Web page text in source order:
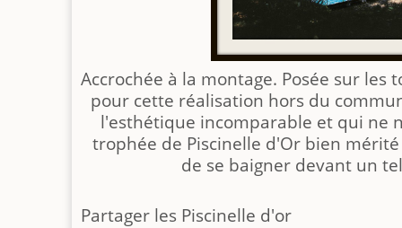
Accrochée à la montage. Posée sur les
pour cette réalisation hors du
l'esthétique incomparable et qui ne
trophée de Piscinelle d'Or bien
de se baigner devant un
Partager les Piscinelle d'or